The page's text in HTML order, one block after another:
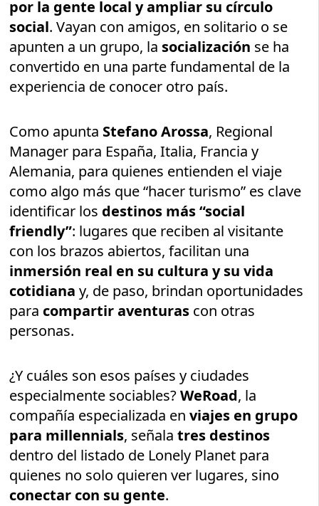
por la gente local y ampliar su círculo
social. Vayan con amigos, en solitario o se
apunten a un grupo, la socialización se ha
convertido en una parte fundamental de la
experiencia de conocer otro país.
Como apunta Stefano Arossa, Regional
Manager para España, Italia, Francia y
Alemania, para quienes entienden el viaje
como algo más que “hacer turismo” es clave
identificar los destinos más “social
friendly”: lugares que reciben al visitante
con los brazos abiertos, facilitan una
inmersión real en su cultura y su vida
cotidiana y, de paso, brindan oportunidades
para compartir aventuras con otras
personas.
¿Y cuáles son esos países y ciudades
especialmente sociables?WeRoad, la
compañía especializada enviajes en grupo
para millennials, señalatres destinos
dentro del listado de Lonely Planet para
quienes no solo quieren ver lugares, sino
conectar con su gente.